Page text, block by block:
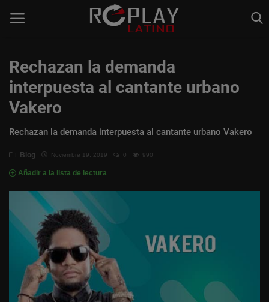
Home
Estaciones de Radio
Acceso
Register
Spanish
Rechazan la demanda
interpuesta al cantante urbano
Vakero
Rechazan la demanda interpuesta al cantante urbano Vakero
Blog Noviembre 19, 2019 0 990
Añadir a la lista de lectura